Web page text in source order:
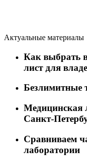
Актуальные материалы
Как выбрать
лист для
Безлимитные
Медицинская
Санкт-
Сравниваем
лаборатории